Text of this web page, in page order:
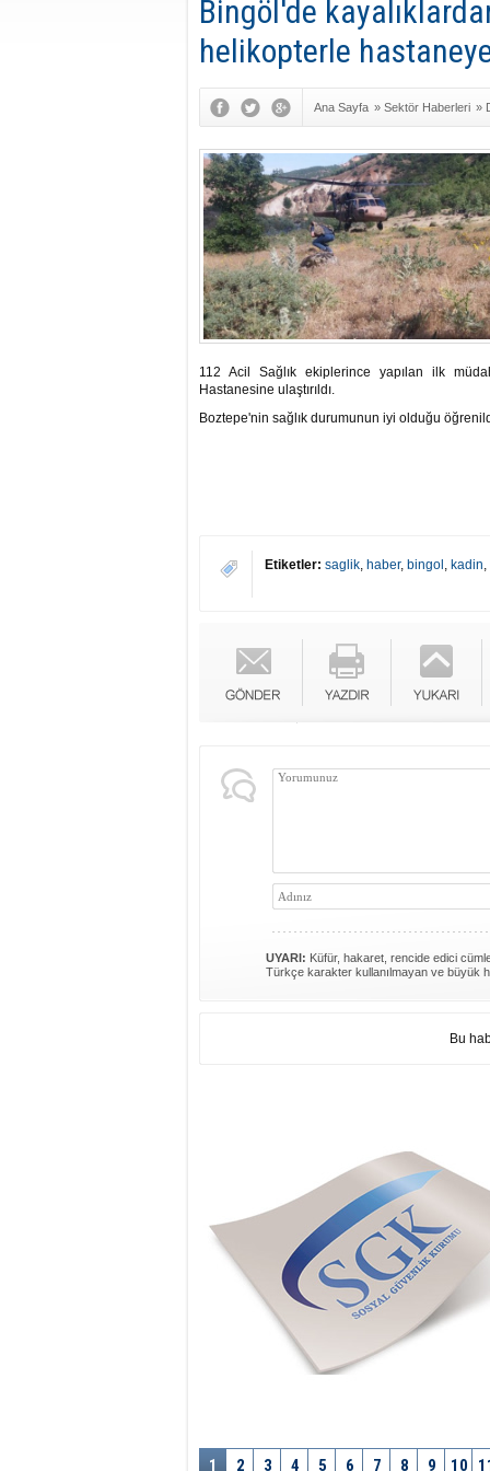
Bingöl'de
helikopterle hastaneye
Ana Sayfa » Sektör Haberleri »
112 Acil Sağlık ekiplerince yapılan ilk
Hastanesine ulaştırıldı.
Boztepe'nin sağlık durumunun iyi olduğu
Etiketler: saglik, haber, bingol , kadin,
UYARI: Küfür, hakaret, rencide edici
Türkçe karakter kullanılmayan ve büyük
Bu
1 2 3 4 5 6 7 8 9 10